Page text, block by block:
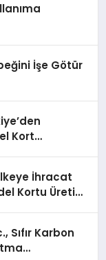
İşe Götür
Kort
İhracat
Kortu Üretim
Sıfır Karbon